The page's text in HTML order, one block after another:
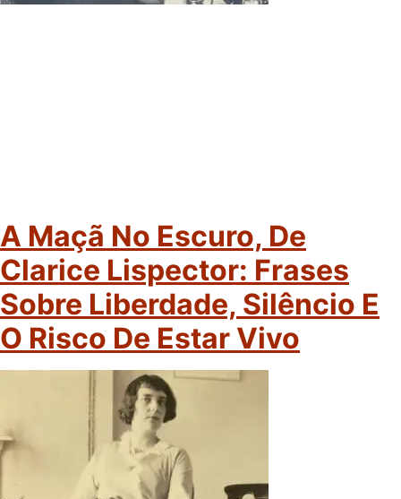
A Maçã No Escuro, De
Clarice Lispector: Frases
Sobre Liberdade, Silêncio E
O Risco De Estar Vivo